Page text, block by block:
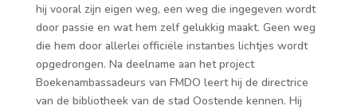
hij vooral zijn eigen weg, een weg die ingegeven wordt
door passie en wat hem zelf gelukkig maakt. Geen weg
die hem door allerlei officiële instanties lichtjes wordt
opgedrongen. Na deelname aan het project
Boekenambassadeurs van FMDO leert hij de directrice
van de bibliotheek van de stad Oostende kennen. Hij